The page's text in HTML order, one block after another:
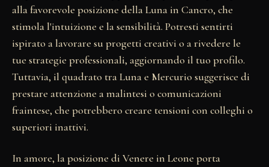
alla favorevole posizione della Luna in Cancro, che
stimola l'intuizione e la sensibilità. Potresti sentirti
ispirato a lavorare su progetti creativi o a rivedere le
tue strategie professionali, aggiornando il tuo profilo.
Tuttavia, il quadrato tra Luna e Mercurio suggerisce di
prestare attenzione a malintesi o comunicazioni
fraintese, che potrebbero creare tensioni con colleghi o
superiori inattivi.
In amore, la posizione di Venere in Leone porta